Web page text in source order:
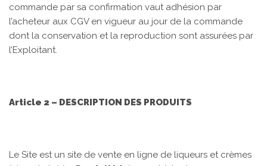
commande par sa confirmation vaut adhésion par
l’acheteur aux CGV en vigueur au jour de la commande
dont la conservation et la reproduction sont assurées par
l’Exploitant.
Article 2 – DESCRIPTION DES PRODUITS
Le Site est un site de vente en ligne de liqueurs et crèmes